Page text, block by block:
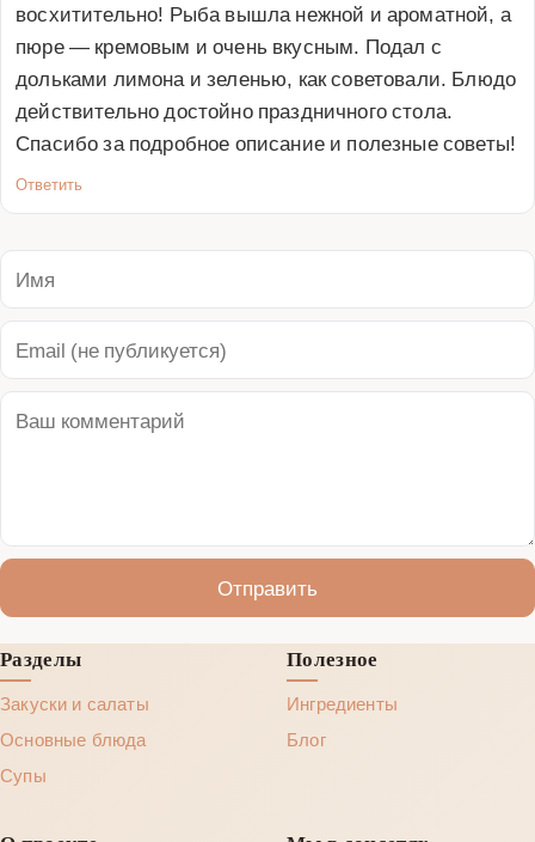
восхитительно! Рыба вышла нежной и ароматной, а
пюре — кремовым и очень вкусным. Подал с
дольками лимона и зеленью, как советовали. Блюдо
действительно достойно праздничного стола.
Спасибо за подробное описание и полезные советы!
Ответить
Отправить
Разделы
Закуски и салаты
Основные блюда
Супы
Полезное
Ингредиенты
Блог